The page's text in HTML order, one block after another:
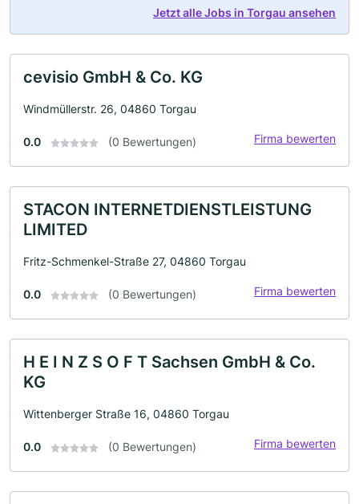
Jetzt alle Jobs in Torgau ansehen
cevisio GmbH & Co. KG
Windmüllerstr. 26, 04860 Torgau
0.0 (0 Bewertungen) Firma bewerten
STACON INTERNETDIENSTLEISTUNG
LIMITED
Fritz-Schmenkel-Straße 27, 04860 Torgau
0.0 (0 Bewertungen) Firma bewerten
H E I N Z S O F T Sachsen GmbH & Co.
KG
Wittenberger Straße 16, 04860 Torgau
0.0 (0 Bewertungen) Firma bewerten